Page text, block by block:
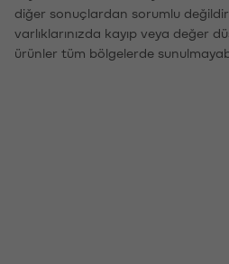
diğer sonuçlardan sorumlu değildir.
varlıklarınızda kayıp veya değer
ürünler tüm bölgelerde